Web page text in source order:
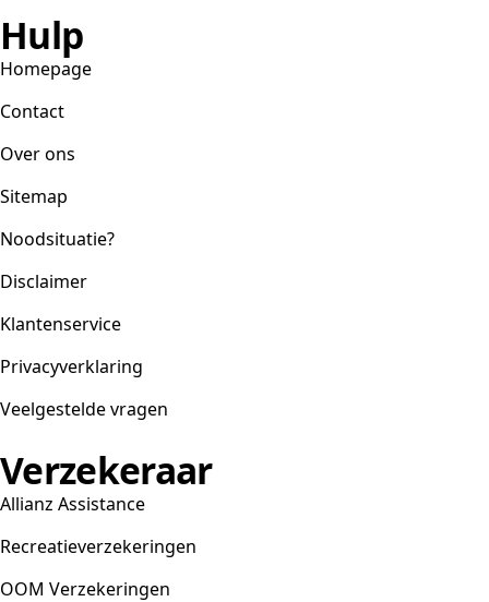
Hulp
Homepage
Contact
Over ons
Sitemap
Noodsituatie?
Disclaimer
Klantenservice
Privacyverklaring
Veelgestelde vragen
Verzekeraar
Allianz Assistance
Recreatieverzekeringen
OOM Verzekeringen